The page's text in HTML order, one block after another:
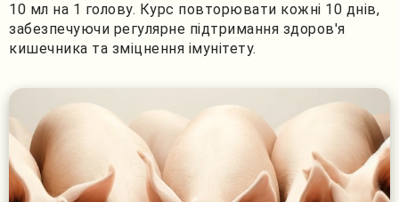
10 мл на 1 голову. Курс повторювати кожні 10 днів,
забезпечуючи регулярне підтримання здоров'я
кишечника та зміцнення імунітету.